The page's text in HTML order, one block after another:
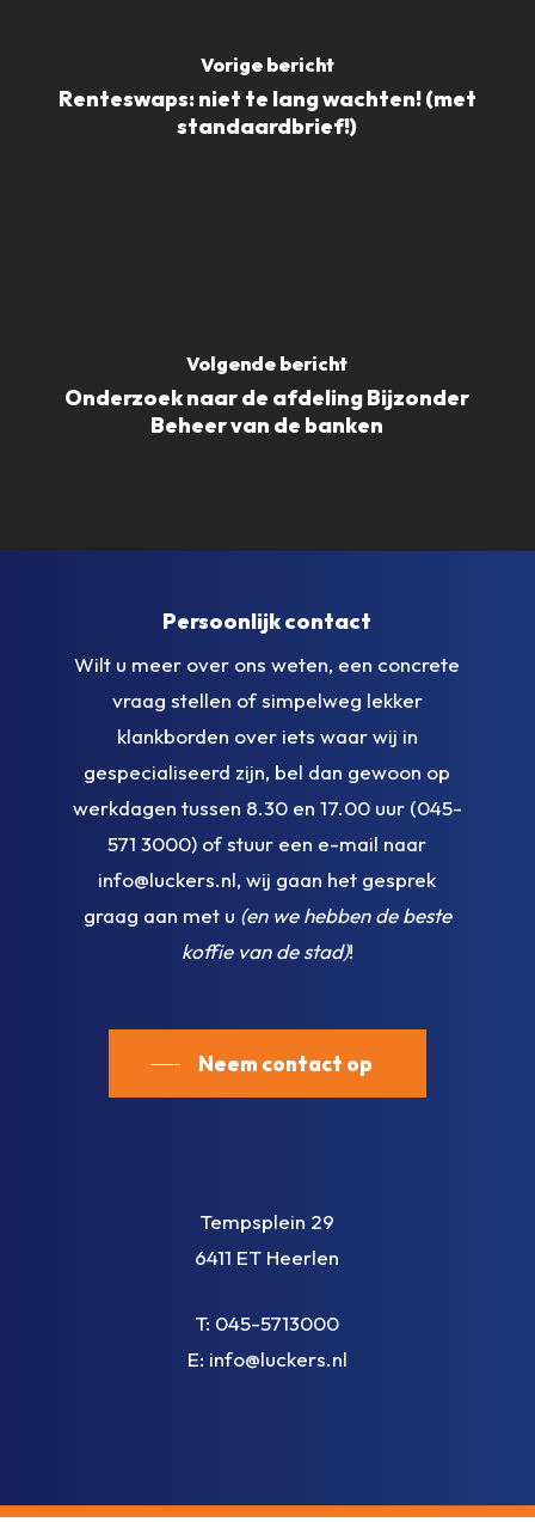
Vorige bericht
Renteswaps: niet te lang wachten! (met
standaardbrief!)
Volgende bericht
Onderzoek naar de afdeling Bijzonder
Beheer van de banken
Persoonlijk contact
Wilt u meer over ons weten, een concrete
vraag stellen of simpelweg lekker
klankborden over iets waar wij in
gespecialiseerd zijn, bel dan gewoon op
werkdagen tussen 8.30 en 17.00 uur (045-
571 3000) of stuur een e-mail naar
info@luckers.nl, wij gaan het gesprek
graag aan met u (en we hebben de beste
koffie van de stad)!
Neem contact op
Tempsplein 29
6411 ET Heerlen
T: 045-5713000
E: info@luckers.nl